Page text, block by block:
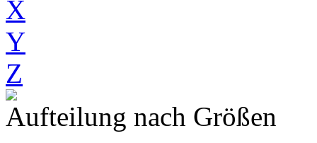
X
Y
Z
Aufteilung nach Größen